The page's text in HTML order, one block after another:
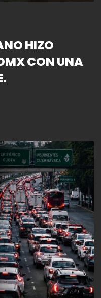
HIZO
CON UNA